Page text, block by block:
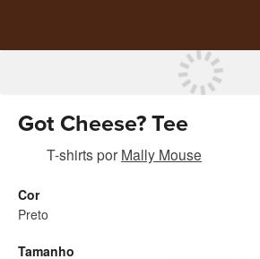
Got Cheese? Tee
T-shirtspor Mally Mouse
Cor
Preto
Tamanho